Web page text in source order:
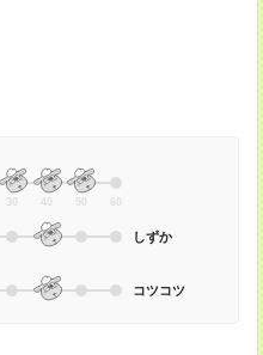
30 40 50 60
しずか
コツコツ